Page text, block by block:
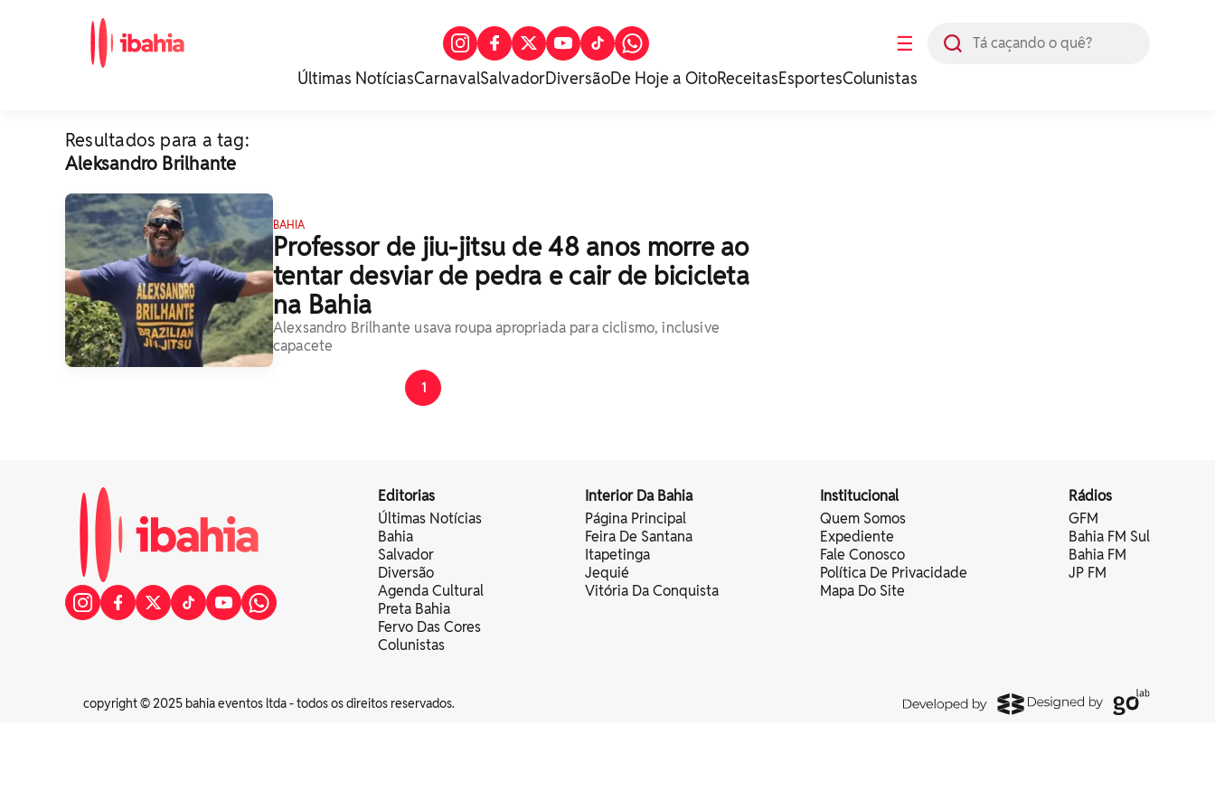
☰
Últimas NotíciasCarnavalSalvadorDiversãoDe Hoje a OitoReceitasEsportesColunistas
Resultados para a tag:
Aleksandro Brilhante
BAHIA
Professor de jiu-jitsu de 48 anos morre ao
tentar desviar de pedra e cair de bicicleta
na Bahia
Alexsandro Brilhante usava roupa apropriada para ciclismo, inclusive
capacete
1
Editorias
Últimas Notícias
Bahia
Salvador
Diversão
Agenda Cultural
Preta Bahia
Fervo Das Cores
Colunistas
Interior Da Bahia
Página Principal
Feira De Santana
Itapetinga
Jequié
Vitória Da Conquista
Institucional
Quem Somos
Expediente
Fale Conosco
Política De Privacidade
Mapa Do Site
Rádios
GFM
Bahia FM Sul
Bahia FM
JP FM
copyright © 2025 bahia eventos ltda - todos os direitos reservados.